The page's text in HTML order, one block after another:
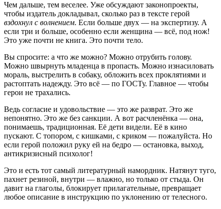
Чем дальше, тем веселее. Уже обсуждают законопроекты,
чтобы издатель докладывал, сколько раз в тексте герой
вздохнул с волнением. Если больше двух — на экспертизу. А
если три и больше, особенно если женщина — всё, под нож!
Это уже почти не книга. Это почти тело.
Вы спросите: а что же можно? Можно отрубить голову.
Можно швырнуть младенца в пропасть. Можно изнасиловать
мораль, выстрелить в собаку, обложить всех проклятиями и
растоптать надежду. Это всё — по ГОСТу. Главное — чтобы
герои не трахались.
Ведь согласие и удовольствие — это же разврат. Это же
непонятно. Это же без санкции. А вот расчленёнка — она,
понимаешь, традиционная. Её дети видели. Её в кино
пускают. С топором, с кишками, с криком — пожалуйста. Но
если герой положил руку ей на бедро — остановка, выход,
антикризисный психолог!
Это и есть тот самый литературный намордник. Натянут туго,
пахнет резиной, внутри — влажно, но только от стыда. Он
давит на глаголы, блокирует прилагательные, превращает
любое описание в инструкцию по уклонению от телесного.